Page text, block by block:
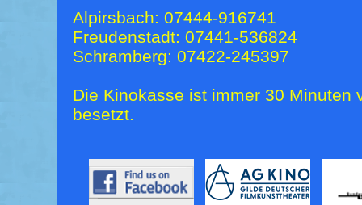
Alpirsbach: 07444-916741
Freudenstadt: 07441-536824
Schramberg: 07422-245397
Die Kinokasse ist immer 30 Minuten
besetzt.